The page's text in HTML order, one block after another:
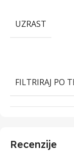
UZRAST
FILTRIRAJ PO
Recenzije